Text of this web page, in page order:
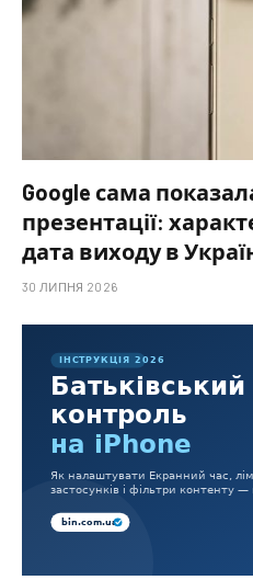
Google сама
презентації:
дата виходу в
30 ЛИПНЯ 2026